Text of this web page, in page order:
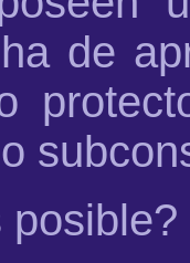
de
posible?